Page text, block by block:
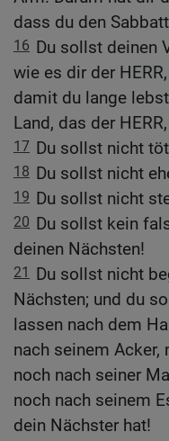
dass du den
16 Du sollst deinen
wie es dir der
damit du lange
Land, das der
17 Du sollst nicht
18 Du sollst nicht
19 Du sollst nicht
20 Du sollst kein
deinen Nächsten!
21
Du sollst nicht
Nächsten; und du
lassen nach dem
nach seinem Acker,
noch nach seiner
noch nach seinem
dein Nächster hat!